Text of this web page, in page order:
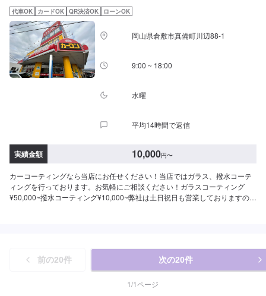
XL：95,200円※鏡面研磨は別途料金(軽研磨は施工料金に含みます）New!!
【ダイヤⅡキーパー】（施工時間：6〜8時間、耐久：3年(2年に1度のメンテ
ナンスで6年)）ダイヤモンドキーパーの2倍の艶と自浄性能を併せ持ちながら
も、金額はWダイヤよりお得。コスパ重視の方にお勧めしたい、最新ハイエ
ンドコーティングです。SS：63,300円S：68,800円M：74,400円L：78,600
円LL：85,400円XL：106,200円※鏡面研磨は別途料金(軽研磨は施工料金に含
みます）【Wダイヤモンドキーパー】（施工時間：6〜12時間、耐久：3年(1
ドキーパーより厚い被膜を作りますSS：75,800円S：83,800円M：91,900円
3年(2年もしくは1年に1度のメンテナンスで5年)）超強力な防汚能力と輝き、
91,900円L：97,800円LL：108,000円XL：137,900円※鏡面研磨は別途料金
(軽研磨は施工料金に含みます）【モールプロテクト】（施工時間：1時間30
テクト】（施工時間：5〜8時間）白いシミを除去してその後シミから守りま
す39,600円（リーフレール同時施工の場合58,300円）【樹脂フェンダーキー
パー】（施工時間：50分〜）紫外線から無塗装の樹脂パーツを守ります・フ
ニー/ラパンBMWX1/X3アウディQ2〜Q7フォルクスワーゲンティグアン/ティ
ークロスメルセデスベンツGLA、GLB、GLCボルボXC60プジョー
ト予約時にお問い合わせください＞＞
代車OK カードOK QR決済OK ローンOK
岡山県倉敷市真備町川辺88-1
9:00 ~ 18:00
水曜
平均14時間で返信
実績金額 10,000円〜
カーコーティングなら当店にお任せください！当店ではガラス、撥水コーテ
ィングを行っております。お気軽にご相談ください！ガラスコーティング
¥50,000~撥水コーティング¥10,000~弊社は土日祝日も営業しておりますので
いますのでお気軽にご相談ください。
前の20件 次の20件
1/1ページ